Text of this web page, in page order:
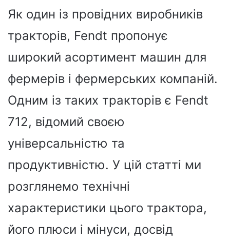
Як один із провідних виробників
тракторів, Fendt пропонує
широкий асортимент машин для
фермерів і фермерських компаній.
Одним із таких тракторів є Fendt
712, відомий своєю
універсальністю та
продуктивністю. У цій статті ми
розглянемо технічні
характеристики цього трактора,
його плюси і мінуси, досвід